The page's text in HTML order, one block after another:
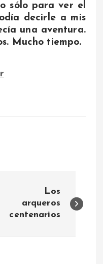
sólo para ver el
decirle a mis
una aventura.
Mucho tiempo.
Los
arqueros
centenarios